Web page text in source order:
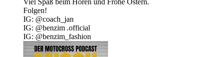
Viel Spaß beim Hören und Frohe Ostern.
Folgen!
IG: @‌coach_jan
IG: @‌benzim .official
IG: @‌benzim_fashion